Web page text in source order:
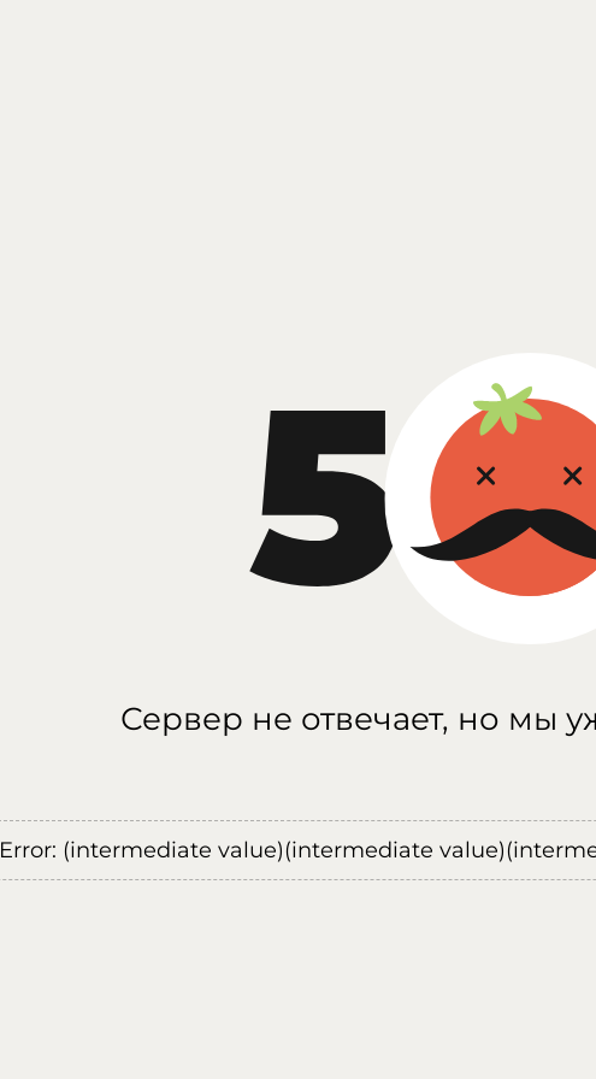
Сервер не отвечает, но мы
Error: (intermediate value)(intermediate